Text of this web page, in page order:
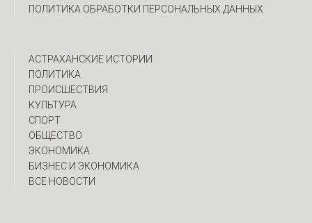
ПОЛИТИКА ОБРАБОТКИ ПЕРСОНАЛЬНЫХ ДАННЫХ
АСТРАХАНСКИЕ ИСТОРИИ
ПОЛИТИКА
ПРОИСШЕСТВИЯ
КУЛЬТУРА
СПОРТ
ОБЩЕСТВО
ЭКОНОМИКА
БИЗНЕС И ЭКОНОМИКА
ВСЕ НОВОСТИ